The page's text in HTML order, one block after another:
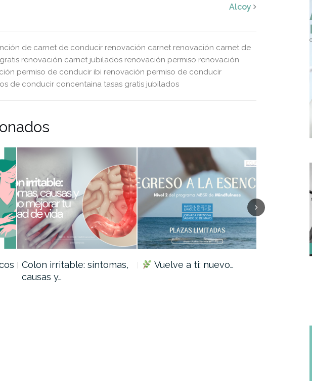
Alcoy
de carnet de conducir renovación carnet renovación carnet de
renovación carnet jubilados renovación permiso renovación
permiso de conducir ibi renovación permiso de conducir
de conducir concentaina tasas gratis jubilados
Colon irritable: síntomas,
causas y…
Vuelve a ti: nuevo…